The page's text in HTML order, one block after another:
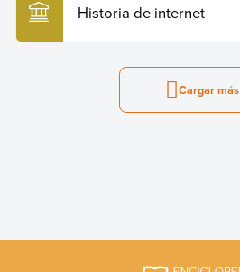
Historia de internet
Cargar más